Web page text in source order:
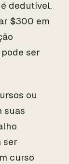
dedutível.
$300 em
ser
ou
suas
ser
curso